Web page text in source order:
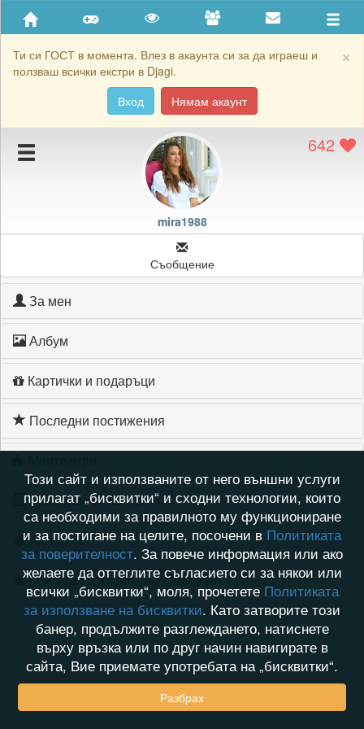
×
Ти си ГОСТ в момента. Влез в акаунта си за да играеш и
ползваш всички екстри в Djagi.
Вход
Нямам акаунт
Приятели
Хронология на игри
Подаръците на mira1988
Картичките на mira1988
642
mira1988
Съобщение
За мен
Албум
Картички и подаръци
Последни постижения
Хронология на игри
Активност
Кой видя профила на mira1988
Този сайт и използваните от него външни услуги
прилагат „бисквитки“ и сходни технологии, които
са необходими за правилното му функциониране
и за постигане на целите, посочени в Политиката
за поверителност. За повече информация или ако
желаете да оттеглите съгласието си за някои или
всички „бисквитки“, моля, прочетете Политиката
за използване на бисквитки. Като затворите този
банер, продължите разглеждането, натиснете
върху връзка или по друг начин навигирате в
сайта, Вие приемате употребата на „бисквитки“.
Разбрах